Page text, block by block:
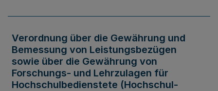
Verordnung über die Gewährung und
Bemessung von Leistungsbezügen
sowie über die Gewährung von
Forschungs- und Lehrzulagen für
Hochschulbedienstete (Hochschul-